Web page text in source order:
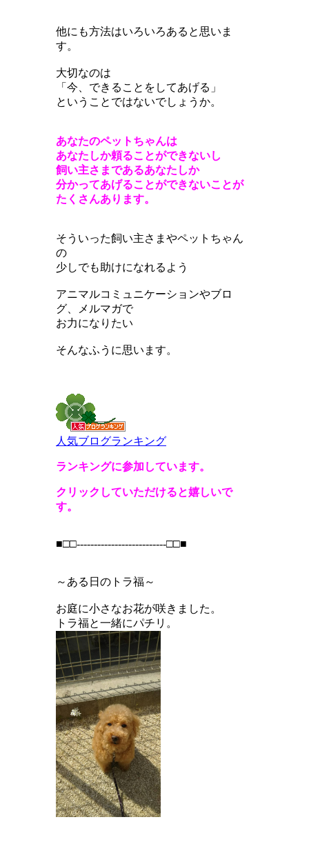
他にも方法はいろいろあると思いま
す。
大切なのは
「今、できることをしてあげる」
ということではないでしょうか。
あなたのペットちゃんは
あなたしか頼ることができないし
飼い主さまであるあなたしか
分かってあげることができないことが
たくさんあります。
そういった飼い主さまやペットちゃん
の
少しでも助けになれるよう
アニマルコミュニケーションやブロ
グ、メルマガで
お力になりたい
そんなふうに思います。
人気ブログランキング
ランキングに参加しています。
クリックしていただけると嬉しいで
す。
■□□--------------------------□□■
～ある日のトラ福～
お庭に小さなお花が咲きました。
トラ福と一緒にパチリ。